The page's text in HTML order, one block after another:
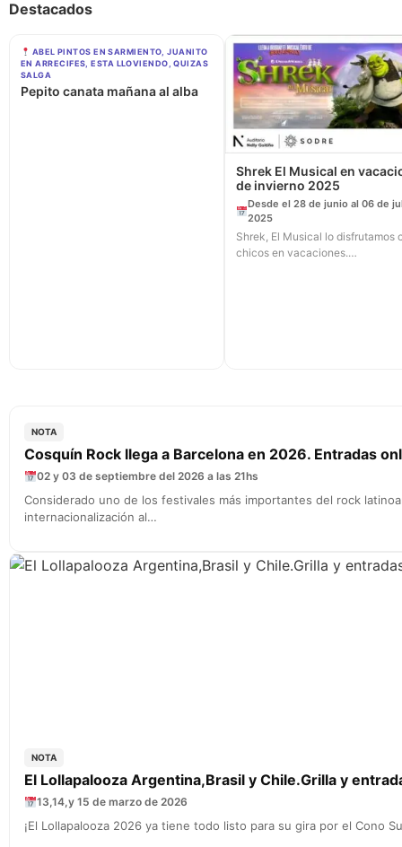
Destacados
ABEL PINTOS EN SARMIENTO, JUANITO
EN ARRECIFES, ESTA LLOVIENDO, QUIZAS
SALGA
Pepito canata mañana al alba
Shrek El Musical en
de invierno 2025
Desde el 28 de junio al 06 de
2025
Shrek, El Musical lo disfrutamos
chicos en vacaciones.…
NOTA
Cosquín Rock llega a Barcelona en 2026. Entradas
02 y 03 de septiembre del 2026 a las 21hs
Considerado uno de los festivales más importantes del rock
internacionalización al…
NOTA
El Lollapalooza Argentina,Brasil y Chile.Grilla y
13,14,y 15 de marzo de 2026
¡El Lollapalooza 2026 ya tiene todo listo para su gira por el Cono